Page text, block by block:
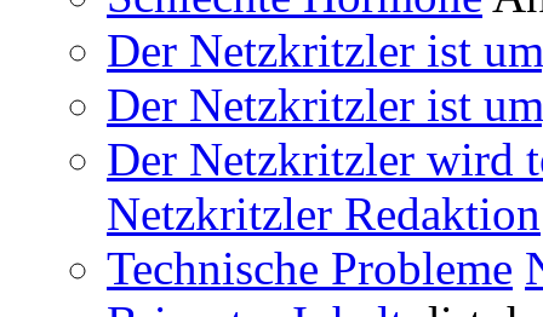
Der Netzkritzler ist
Der Netzkritzler ist
Der Netzkritzler wird
Netzkritzler Redaktion
Technische Probleme